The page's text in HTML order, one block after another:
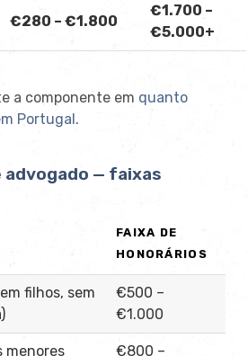
€280 – €1.800
€1.700 –
€5.000+
a componente em quanto
Portugal.
advogado — faixas
FAIXA DE
HONORÁRIOS
filhos, sem
€500 –
€1.000
menores
€800 –